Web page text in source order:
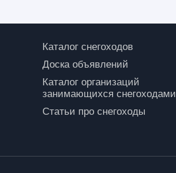
Каталог снегоходов
Доска объявлений
Каталог организаций
занимающихся снегоходами
Статьи про снегоходы